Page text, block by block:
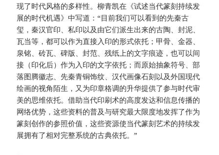
现了时代风格的多样性。柳青凯在《试述当代篆刻持续发
展的时代机遇》中写道：“目前我们可以看到的先秦古
玺，秦汉官印、私印以及由它们派生出来的古陶、封泥、
瓦当等，都可以作为直接入印的形式依托；甲骨、金器、
泉铭、砖瓦、碑版、封范、残纸上的文字痕迹，也可以间
接（印化后）作为入印的文字依托；而原始抽象符号、部
落图腾徽志、先秦青铜饰纹、汉代画像石刻以及外国现代
绘画的视角陌生，又为印章格调的升华提供了参与时代审
美的思维依托。借助当代印刷术的高度发达和信息传播的
网络优势，这些资料的普及与研究最大限度地发挥了作为
篆刻创作的参照价值，这些资源使当代篆刻艺术的持续发
展拥有了相对完整系统的古典依托。”